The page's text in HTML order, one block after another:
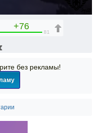
+76
81
без рекламы!